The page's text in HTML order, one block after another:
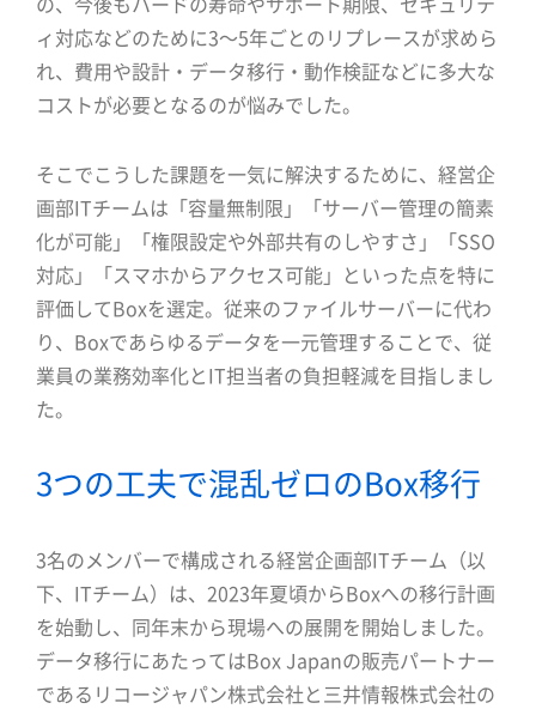
の、今後もハードの寿命やサポート期限、セキュリテ
ィ対応などのために3～5年ごとのリプレースが求めら
れ、費用や設計・データ移行・動作検証などに多大な
コストが必要となるのが悩みでした。
そこでこうした課題を一気に解決するために、経営企
画部ITチームは「容量無制限」「サーバー管理の簡素
化が可能」「権限設定や外部共有のしやすさ」「SSO
対応」「スマホからアクセス可能」といった点を特に
評価してBoxを選定。従来のファイルサーバーに代わ
り、Boxであらゆるデータを一元管理することで、従
業員の業務効率化とIT担当者の負担軽減を目指しまし
た。
3つの工夫で混乱ゼロのBox移行
3名のメンバーで構成される経営企画部ITチーム（以
下、ITチーム）は、2023年夏頃からBoxへの移行計画
を始動し、同年末から現場への展開を開始しました。
データ移行にあたってはBox Japanの販売パートナー
であるリコージャパン株式会社と三井情報株式会社の